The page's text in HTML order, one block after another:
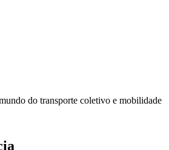
do transporte coletivo e mobilidade